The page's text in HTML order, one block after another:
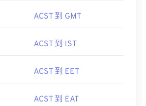
ACST 到 GMT
ACST 到 IST
ACST 到 EET
ACST 到 EAT